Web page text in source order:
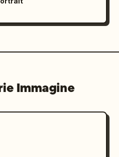
Immagine